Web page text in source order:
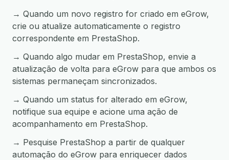
→ Quando um novo registro for criado em eGrow,
crie ou atualize automaticamente o registro
correspondente em PrestaShop.
→ Quando algo mudar em PrestaShop, envie a
atualização de volta para eGrow para que ambos os
sistemas permaneçam sincronizados.
→ Quando um status for alterado em eGrow,
notifique sua equipe e acione uma ação de
acompanhamento em PrestaShop.
→ Pesquise PrestaShop a partir de qualquer
automação do eGrow para enriquecer dados